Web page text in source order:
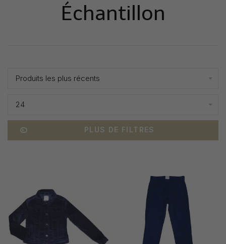
Échantillon
Produits les plus récents
24
PLUS DE FILTRES